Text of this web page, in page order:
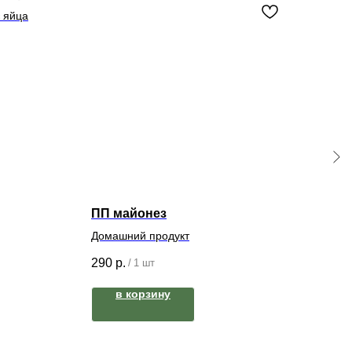
яйца
ПП майонез
Домашний продукт
290 р. / 1 шт
в корзину